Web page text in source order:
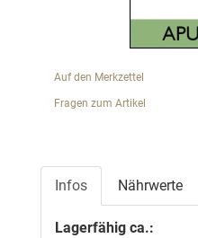
Auf den Merkzettel
Fragen zum Artikel
Infos Nährwerte
Lagerfähig ca.: